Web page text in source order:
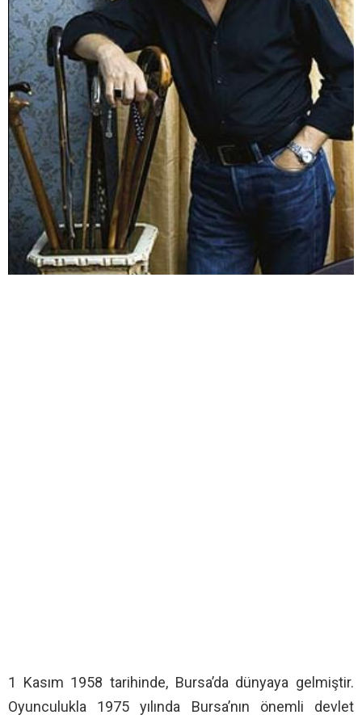
1 Kasım 1958 tarihinde, Bursa’da dünyaya gelmiştir.
Oyunculukla 1975 yılında Bursa’nın önemli devlet